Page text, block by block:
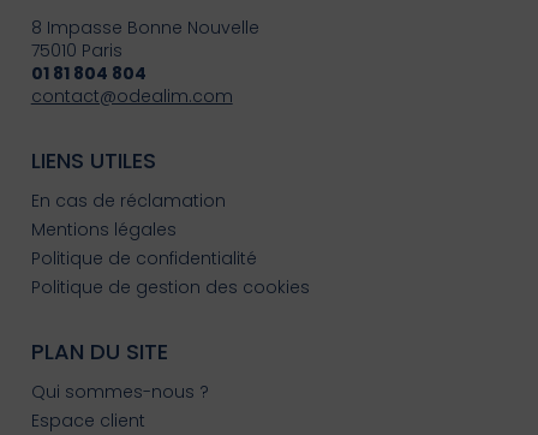
8 Impasse Bonne Nouvelle
75010 Paris
01 81 804 804
contact@odealim.com
LIENS UTILES
En cas de réclamation
Mentions légales
Politique de confidentialité
Politique de gestion des cookies
PLAN DU SITE
Qui sommes-nous ?
Espace client